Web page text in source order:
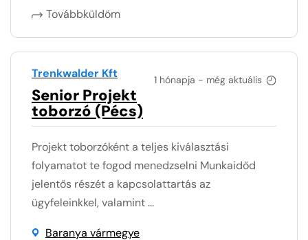
Továbbküldöm
1 hónapja - még aktuális
Trenkwalder Kft
Senior Projekt
toborzó (Pécs)
Projekt toborzóként a teljes kiválasztási
folyamatot te fogod menedzselni Munkaidőd
jelentős részét a kapcsolattartás az
ügyfeleinkkel, valamint ...
Baranya vármegye